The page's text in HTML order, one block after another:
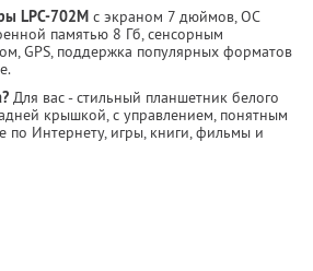
LPC-702M с экраном 7 дюймов, ОС
памятью 8 Гб, сенсорным
GPS, поддержка популярных форматов
Для вас - стильный планшетник белого
крышкой, с управлением, понятным
Интернету, игры, книги, фильмы и